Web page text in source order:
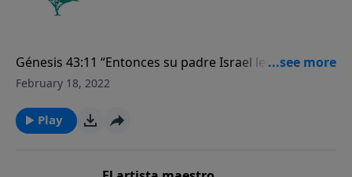
Génesis 43:11 “Entonces su padre Israel les
respondió: —Pues que así es, hacedlo; tomad de lo
hombre un regalo, un poco de bálsamo, un poco de
miel, aromas y mirra, nueces y almendras”.
February 18, 2022
Play